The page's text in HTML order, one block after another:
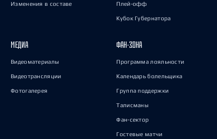
Изменения в составе Плей-офф
Кубок Губернатора
МЕДИА
Видеоматериалы
Видеотрансляции
Фотогалерея
ФАН-ЗОНА
Программа лояльности
Календарь болельщика
Группа поддержки
Талисманы
Фан-сектор
Гостевые матчи